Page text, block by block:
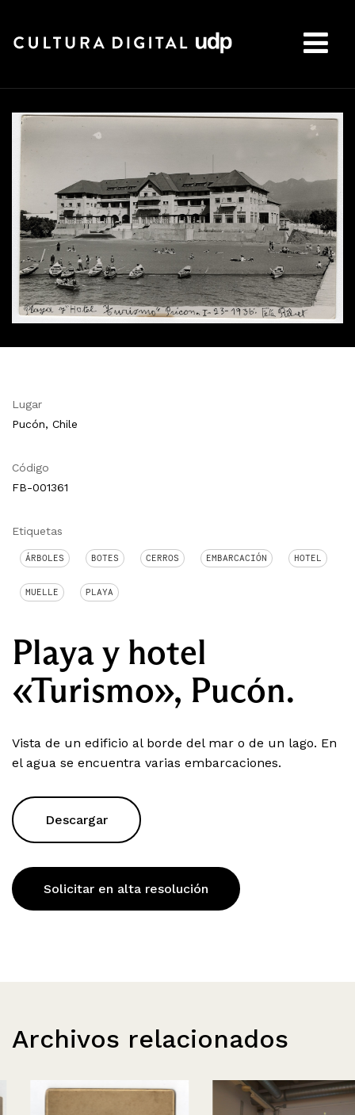
Lugar
Pucón, Chile
Código
FB-001361
Etiquetas
ÁRBOLES BOTES CERROS EMBARCACIÓN HOTEL
MUELLE PLAYA
Playa y hotel
«Turismo», Pucón.
Vista de un edificio al borde del mar o de un lago. En
el agua se encuentra varias embarcaciones.
Descargar
Solicitar en alta resolución
Archivos relacionados